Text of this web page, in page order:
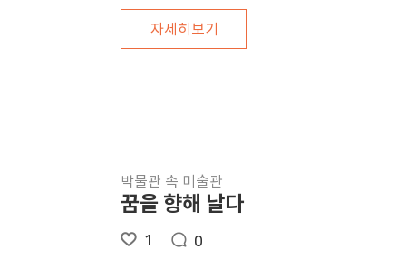
자세히보기
박물관 속 미술관
꿈을 향해 날다
1 0